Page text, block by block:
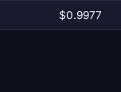
$0.9977